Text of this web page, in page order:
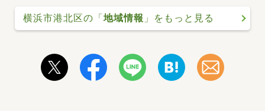
横浜市港北区の「地域情報 」をもっと見る